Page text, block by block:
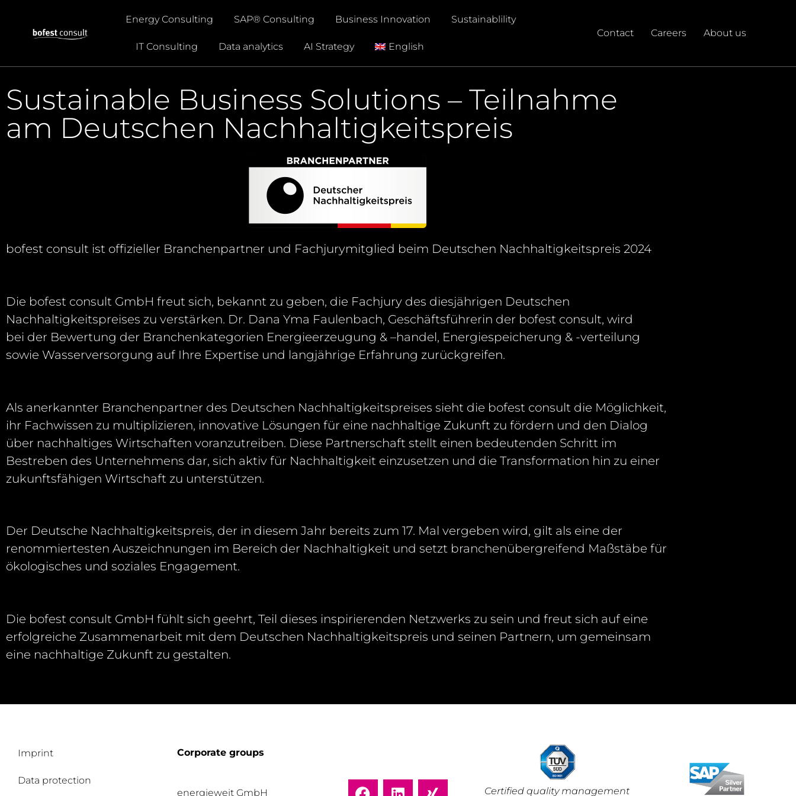
Energy Consulting SAP® Consulting Business Innovation Sustainablility
IT Consulting Data analytics AI Strategy English
Contact Careers About us
Sustainable Business Solutions – Teilnahme
am Deutschen Nachhaltigkeitspreis
bofest consult ist offizieller Branchenpartner und Fachjurymitglied beim Deutschen Nachhaltigkeitspreis 2024
Die bofest consult GmbH freut sich, bekannt zu geben, die Fachjury des diesjährigen Deutschen
Nachhaltigkeitspreises zu verstärken. Dr. Dana Yma Faulenbach, Geschäftsführerin der bofest consult, wird
bei der Bewertung der Branchenkategorien Energieerzeugung & –handel, Energiespeicherung & -verteilung
sowie Wasserversorgung auf Ihre Expertise und langjährige Erfahrung zurückgreifen.
Als anerkannter Branchenpartner des Deutschen Nachhaltigkeitspreises sieht die bofest consult die Möglichkeit,
ihr Fachwissen zu multiplizieren, innovative Lösungen für eine nachhaltige Zukunft zu fördern und den Dialog
über nachhaltiges Wirtschaften voranzutreiben. Diese Partnerschaft stellt einen bedeutenden Schritt im
Bestreben des Unternehmens dar, sich aktiv für Nachhaltigkeit einzusetzen und die Transformation hin zu einer
zukunftsfähigen Wirtschaft zu unterstützen.
Der Deutsche Nachhaltigkeitspreis, der in diesem Jahr bereits zum 17. Mal vergeben wird, gilt als eine der
renommiertesten Auszeichnungen im Bereich der Nachhaltigkeit und setzt branchenübergreifend Maßstäbe für
ökologisches und soziales Engagement.
Die bofest consult GmbH fühlt sich geehrt, Teil dieses inspirierenden Netzwerks zu sein und freut sich auf eine
erfolgreiche Zusammenarbeit mit dem Deutschen Nachhaltigkeitspreis und seinen Partnern, um gemeinsam
eine nachhaltige Zukunft zu gestalten.
Imprint
Data protection
Corporate groups
energieweit GmbH Certified quality management